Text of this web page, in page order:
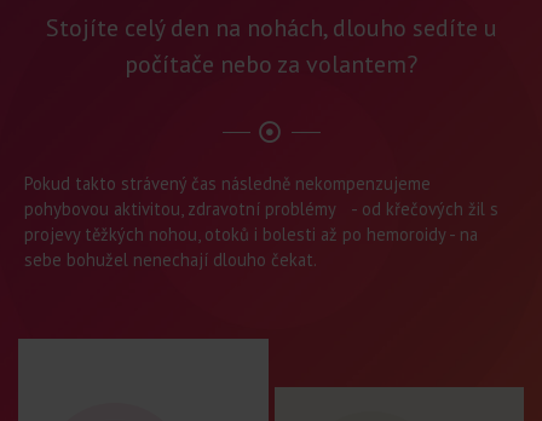
Stojíte celý den na nohách, dlouho sedíte u
počítače nebo za volantem?
Pokud takto strávený čas následně nekompenzujeme
pohybovou aktivitou, zdravotní problémy - od křečových žil s
projevy těžkých nohou, otoků i bolesti až po hemoroidy - na
sebe bohužel nenechají dlouho čekat.